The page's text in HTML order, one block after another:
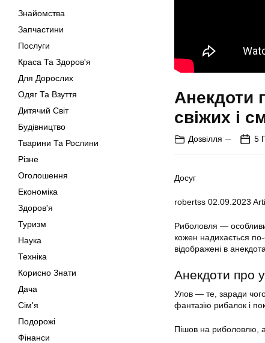
Знайомства
Запчастини
Послуги
Краса Та Здоров'я
Для Дорослих
Одяг Та Взуття
Дитячий Світ
Будівництво
Тварини Та Рослини
Різне
Оголошення
Економіка
Здоров'я
Туризм
Наука
Техніка
Корисно Знати
Дача
Сім'я
Подорожі
Фінанси
Анекдоти
свіжих і
Дозвілля 5
Досуг
robertss 02.09.2023
Риболовля —
кожен надихається
відображені в
Анекдоти про
Улов — те, заради
фантазію рибалок і
Пішов на риболовлю,